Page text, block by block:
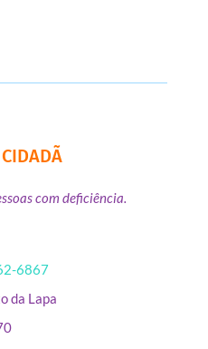
com deficiência.
6867
da Lapa